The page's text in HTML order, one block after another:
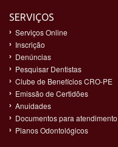
SERVIÇOS
Serviços Online
Inscrição
Denúncias
Pesquisar Dentistas
Clube de Benefícios CRO-PE
Emissão de Certidões
Anuidades
Documentos para atendimento
Planos Odontológicos